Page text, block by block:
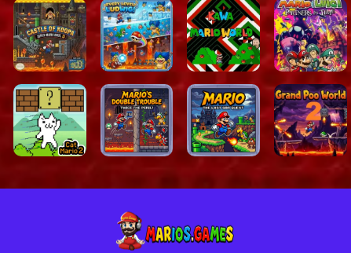
Funktion
Wie es
Umgekehrte
Logik
schwieriger
Cleveres Level-
Design
Kurze
Authentischer
SMW-Stil
völlig
Spielen Sie
Bereit, Retro-Gaming auf
befriedigendsten Puzzle-